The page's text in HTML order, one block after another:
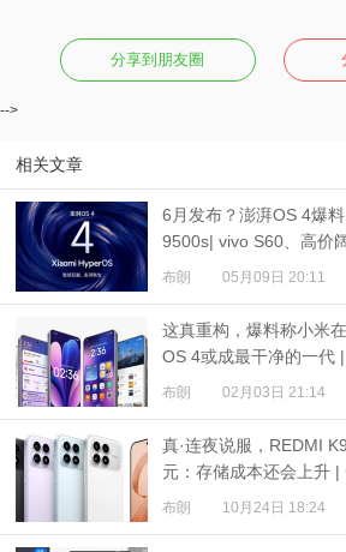
分享到朋友圈
-->
相关文章
6月发布？澎湃OS 4爆
9500s| vivo S60、高价
布朗 05月09日 20:11
这真重构，爆料称小米
OS 4或成最干净的一代
内存涨价，手机行业冲击
布朗 02月03日 21:14
真·连夜说服，REDMI
元：存储成本还会上升
Neo11爆料
布朗 10月24日 18:24